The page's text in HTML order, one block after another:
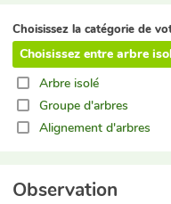
Choisissez la catégorie de
Choisissez entre arbre
Arbre isolé
Groupe d'arbres
Alignement d'arbres
Observation